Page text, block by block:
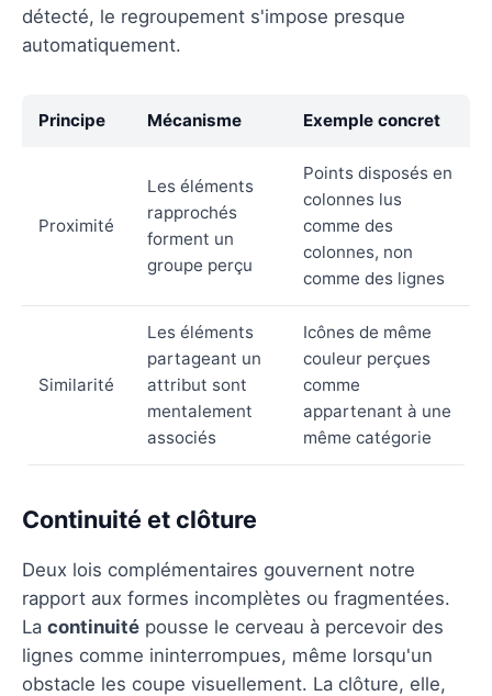
détecté, le regroupement s'impose presque
automatiquement.
Principe Mécanisme Exemple concret
Proximité
Les éléments
rapprochés
forment un
groupe perçu
Points disposés en
colonnes lus
comme des
colonnes, non
comme des lignes
Similarité
Les éléments
partageant un
attribut sont
mentalement
associés
Icônes de même
couleur perçues
comme
appartenant à une
même catégorie
Continuité et clôture
Deux lois complémentaires gouvernent notre
rapport aux formes incomplètes ou fragmentées.
La continuité pousse le cerveau à percevoir des
lignes comme ininterrompues, même lorsqu'un
obstacle les coupe visuellement. La clôture, elle,